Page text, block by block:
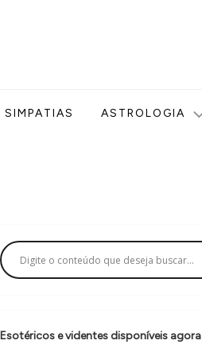
SIMPATIAS ASTROLOGIA
Esotéricos e videntes disponíveis agora